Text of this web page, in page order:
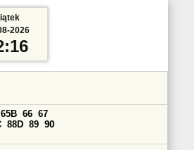
65B 66 67
88D 89 90
2026